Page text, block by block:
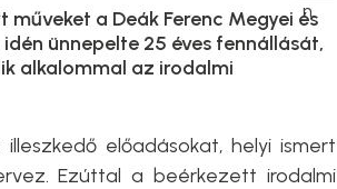
a Deák Ferenc Megyei és
ünnepelte 25 éves fennállását,
alkalommal az irodalmi
előadásokat, helyi ismert
Ezúttal a beérkezett irodalmi